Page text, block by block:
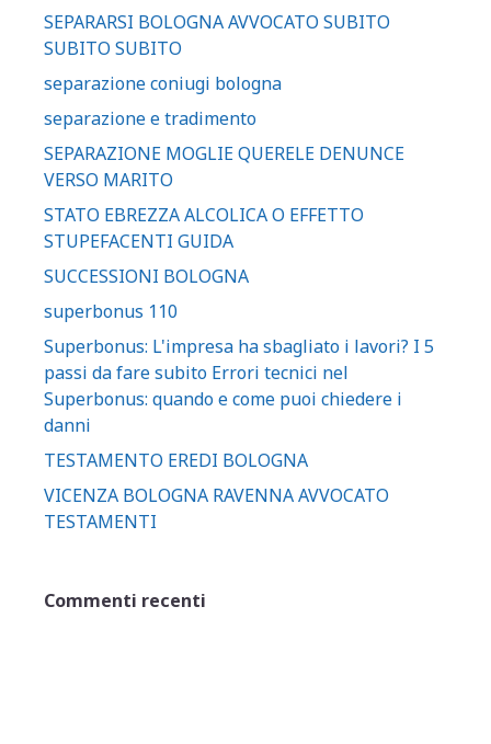
SEPARARSI BOLOGNA AVVOCATO SUBITO
SUBITO SUBITO
separazione coniugi bologna
separazione e tradimento
SEPARAZIONE MOGLIE QUERELE DENUNCE
VERSO MARITO
STATO EBREZZA ALCOLICA O EFFETTO
STUPEFACENTI GUIDA
SUCCESSIONI BOLOGNA
superbonus 110
Superbonus: L'impresa ha sbagliato i lavori? I 5
passi da fare subito Errori tecnici nel
Superbonus: quando e come puoi chiedere i
danni
TESTAMENTO EREDI BOLOGNA
VICENZA BOLOGNA RAVENNA AVVOCATO
TESTAMENTI
Commenti recenti